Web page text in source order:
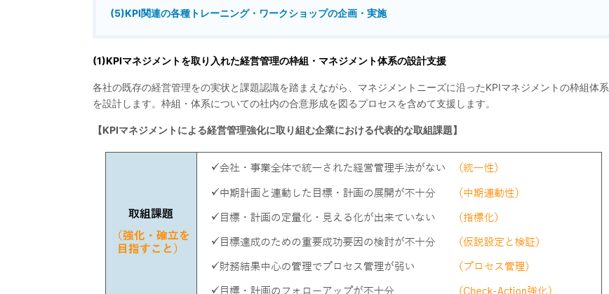
(5)KPI関連の各種トレーニング・ワークショップの企画・実施
(1)KPIマネジメントを取り入れた経営管理の枠組・マネジメント体系の設計支援
各社の既存の経営管理をの実状と課題認識を踏まえながら、マネジメントニーズに沿ったKPIマネジメントの枠組体系
を設計します。枠組・体系についての社内の合意形成を図るプロセスを含めて支援します。
【KPIマネジメントによる経営管理強化に取り組む企業における代表的な取組課題】